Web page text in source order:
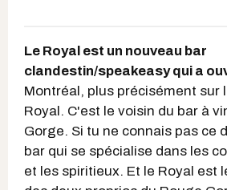
Le Royal est un nouveau bar
clandestin/speakeasy qui a
Montréal, plus précisément sur
Royal. C'est le voisin du bar à
Gorge. Si tu ne connais pas ce
bar qui se spécialise dans les
et les spiritieux. Et le Royal est